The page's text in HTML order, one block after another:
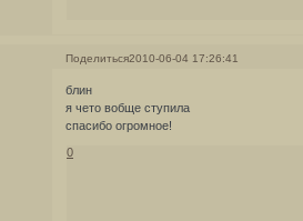
Поделиться2010-06-04 17:26:41
блин
я чето вобще ступила
спасибо огромное!
0